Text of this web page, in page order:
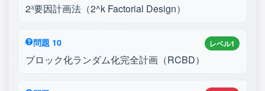
2³要因計画法（2^k Factorial Design）
レベル1
問題 10
ブロック化ランダム化完全計画（RCBD）